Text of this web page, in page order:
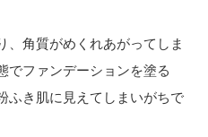
、角質がめくれあがってしま
でファンデーションを塗る
ふき肌に見えてしまいがちで